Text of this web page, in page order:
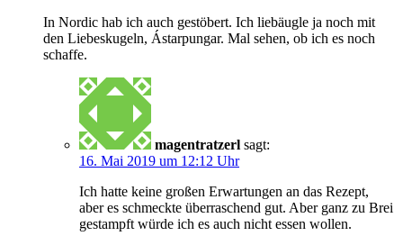
In Nordic hab ich auch gestöbert. Ich liebäugle ja noch mit
den Liebeskugeln, Ástarpungar. Mal sehen, ob ich es noch
schaffe.
magentratzerl sagt:
16. Mai 2019 um 12:12 Uhr
Ich hatte keine großen Erwartungen an das Rezept,
aber es schmeckte überraschend gut. Aber ganz zu Brei
gestampft würde ich es auch nicht essen wollen.